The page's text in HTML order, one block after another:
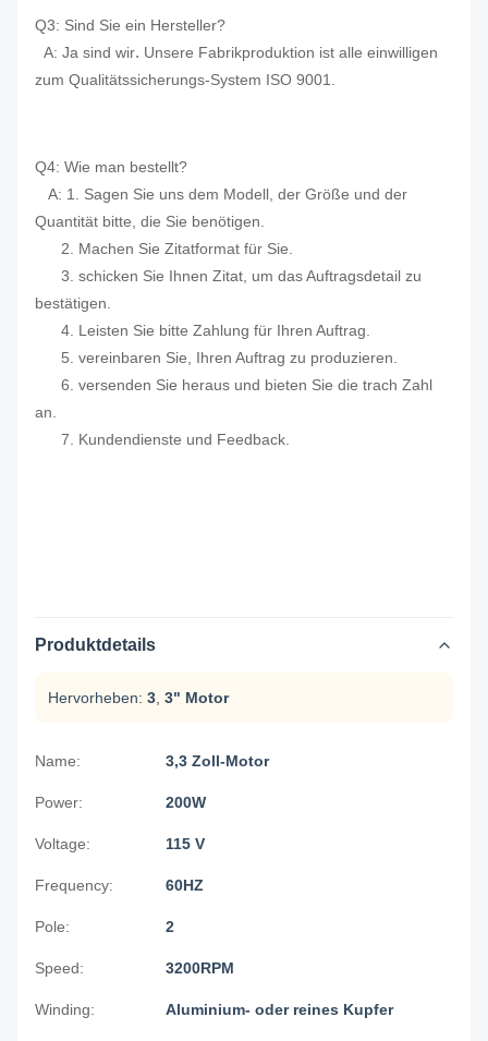
Q3: Sind Sie ein Hersteller?
A: Ja sind wir. Unsere Fabrikproduktion ist alle einwilligen
zum Qualitätssicherungs-System ISO 9001.
Q4: Wie man bestellt?
A: 1. Sagen Sie uns dem Modell, der Größe und der
Quantität bitte, die Sie benötigen.
2. Machen Sie Zitatformat für Sie.
3. schicken Sie Ihnen Zitat, um das Auftragsdetail zu
bestätigen.
4. Leisten Sie bitte Zahlung für Ihren Auftrag.
5. vereinbaren Sie, Ihren Auftrag zu produzieren.
6. versenden Sie heraus und bieten Sie die trach Zahl
an.
7. Kundendienste und Feedback.
Produktdetails
Hervorheben: 3 3" Motor
Name: 3,3 Zoll-Motor
Power: 200W
Voltage: 115 V
Frequency: 60HZ
Pole: 2
Speed: 3200RPM
Winding: Aluminium- oder reines Kupfer